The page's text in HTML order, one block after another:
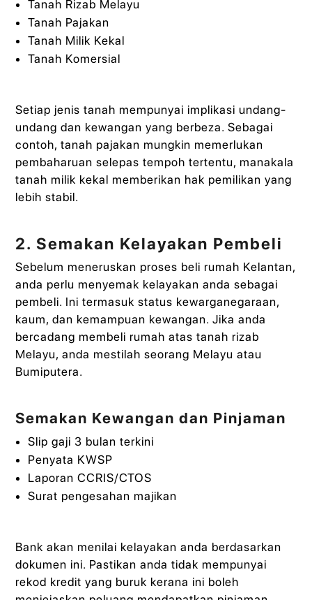
Tanah Rizab Melayu
Tanah Pajakan
Tanah Milik Kekal
Tanah Komersial
Setiap jenis tanah mempunyai implikasi undang-
undang dan kewangan yang berbeza. Sebagai
contoh, tanah pajakan mungkin memerlukan
pembaharuan selepas tempoh tertentu, manakala
tanah milik kekal memberikan hak pemilikan yang
lebih stabil.
2. Semakan Kelayakan Pembeli
Sebelum meneruskan proses beli rumah Kelantan,
anda perlu menyemak kelayakan anda sebagai
pembeli. Ini termasuk status kewarganegaraan,
kaum, dan kemampuan kewangan. Jika anda
bercadang membeli rumah atas tanah rizab
Melayu, anda mestilah seorang Melayu atau
Bumiputera.
Semakan Kewangan dan Pinjaman
Slip gaji 3 bulan terkini
Penyata KWSP
Laporan CCRIS/CTOS
Surat pengesahan majikan
Bank akan menilai kelayakan anda berdasarkan
dokumen ini. Pastikan anda tidak mempunyai
rekod kredit yang buruk kerana ini boleh